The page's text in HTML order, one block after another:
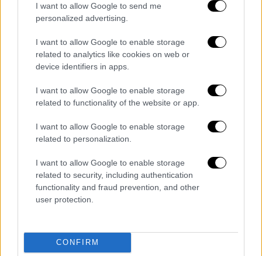
I want to allow Google to send me
personalized advertising.
I want to allow Google to enable storage
related to analytics like cookies on web or
device identifiers in apps.
I want to allow Google to enable storage
related to functionality of the website or app.
I want to allow Google to enable storage
related to personalization.
I want to allow Google to enable storage
related to security, including authentication
functionality and fraud prevention, and other
user protection.
CONFIRM
Αστέρας Τρίπολης: «Η διοίκηση και σύσσωμη
η οικογένεια του ASTERAS AKTOR είναι
συντετριμμένη για την απώλεια του
ποδοσφαιριστή της Εθνικής ομάδας και του
Παναθηναϊκού, Τζορτζ Μπάλντοκ.
Εκφράζουμε τη βαθιά οδύνη μας και τα
ειλικρινή συλλυπητήριά μας στην οικογένειά
του και στους οικείους του, καθώς και στην
οικογένεια του Παναθηναϊκού. Τα λόγια είναι
πολύ φτωχά μπροστά στην απώλεια ενός
τόσο νέου ανθρώπου... Το ελληνικό
ποδόσφαιρο θρηνεί».
Λεβαδειακός: «Η ΠΑΕ Λεβαδειακός
τη θλίψη της για το θάνατο του
ποδοσφαιριστή της Εθνικής μας ομάδας και